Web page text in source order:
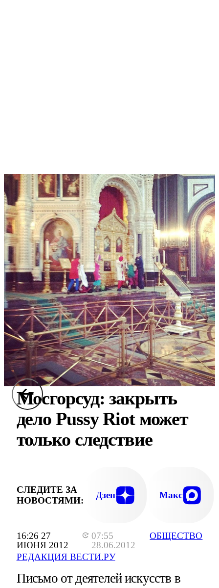
16:26 27
ИЮНЯ 2012
07:55
28.06.2012
РЕДАКЦИЯ ВЕСТИ.РУ
ОБЩЕСТВО
Мосгорсуд: закрыть
дело Pussy Riot может
только следствие
СЛЕДИТЕ ЗА
НОВОСТЯМИ:
Дзен Макс
Письмо от деятелей искусств в